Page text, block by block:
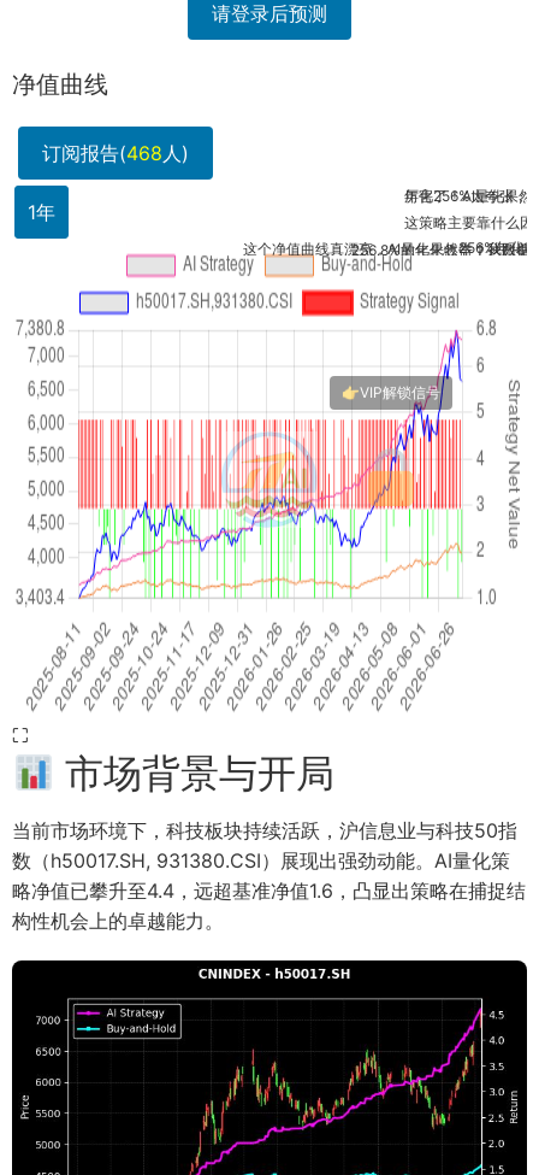
请登录后预测
净值曲线
订阅报告(468人)
1年
⛶
256%年化收益
这个净值曲线真漂亮，AI量化果然牛！我跟着策略
年化256%太夸张，夏普
256.8%的年化收益？这数据太夸
厉害了！AI量化果然猛
这策略主要靠什么因子
市场背景与开局
当前市场环境下，科技板块持续活跃，沪信息业与科技50指
数（h50017.SH, 931380.CSI）展现出强劲动能。AI量化策
略净值已攀升至4.4，远超基准净值1.6，凸显出策略在捕捉结
构性机会上的卓越能力。